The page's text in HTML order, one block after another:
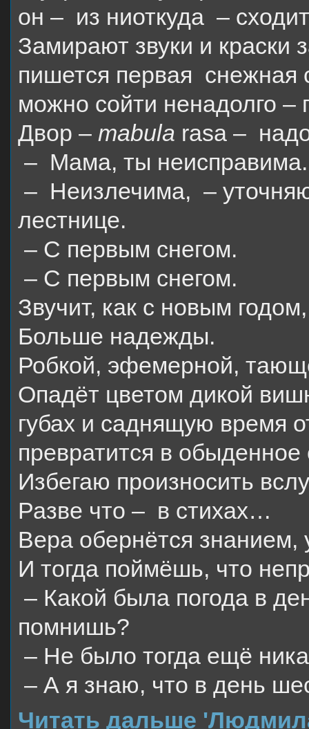
он – из ниоткуда –
Замирают звуки и краски
пишется первая снежная
можно сойти ненадолго –
Двор – тabula rasa –
– Мама, ты неисправима.
– Неизлечима, –
лестнице.
– С первым снегом.
– С первым снегом.
Звучит, как с новым
Больше надежды.
Робкой, эфемерной,
Опадёт цветом дикой
губах и саднящую время
превратится в обыденное
Избегаю произносить
Разве что – в стихах…
Вера обернётся
И тогда поймёшь, что
– Какой была погода в
помнишь?
– Не было тогда ещё
– А я знаю, что в день
Читать дальше